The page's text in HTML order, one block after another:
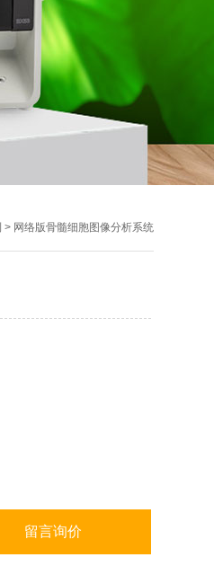
> 网络版骨髓细胞图像分析系统
留言询价